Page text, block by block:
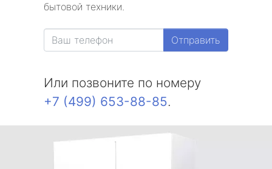
бытовой техники.
Отправить
Или позвоните по номеру
+7 (499) 653-88-85.